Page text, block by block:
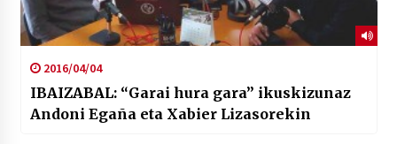
2016/04/04
IBAIZABAL: “Garai hura gara” ikuskizunaz
Andoni Egaña eta Xabier Lizasorekin